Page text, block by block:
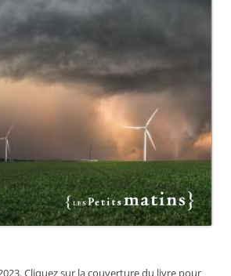
Cliquez sur la couverture du livre pour